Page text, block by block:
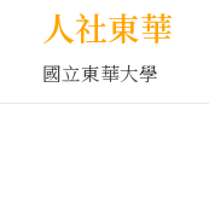
人社東華
國立東華大學